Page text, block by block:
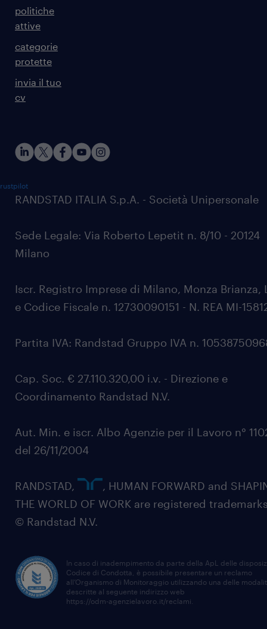
politiche
attive
categorie
protette
invia il tuo
cv
RANDSTAD ITALIA S.p.A. - Società Unipersonale
Sede Legale: Via Roberto Lepetit n. 8/10 - 20124
Milano
Iscr. Registro Imprese di Milano, Monza Brianza,
e Codice Fiscale n. 12730090151 - N. REA MI-
Partita IVA: Randstad Gruppo IVA n.
Cap. Soc. € 27.110.320,00 i.v. - Direzione e
Coordinamento Randstad N.V.
Aut. Min. e iscr. Albo Agenzie per il Lavoro n°
del 26/11/2004
RANDSTAD,
, HUMAN FORWARD and
THE WORLD OF WORK are registered
© Randstad N.V.
In caso di inadempimento da parte della ApL delle
Codice di Condotta, è possibile presentare un reclamo
all’Organismo di Monitoraggio utilizzando una delle
descritte al seguente indirizzo web
https://odm-agenzielavoro.it/reclami